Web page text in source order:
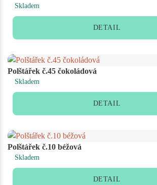
Skladem
DETAIL
Polštářek č.45 čokoládová
Skladem
DETAIL
Polštářek č.10 béžová
Skladem
DETAIL